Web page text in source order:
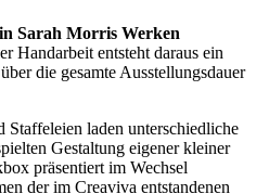
Sarah Morris Werken
Handarbeit entsteht daraus ein
die gesamte Ausstellungsdauer
Staffeleien laden unterschiedliche
Gestaltung eigener kleiner
präsentiert im Wechsel
der im Creaviva entstandenen